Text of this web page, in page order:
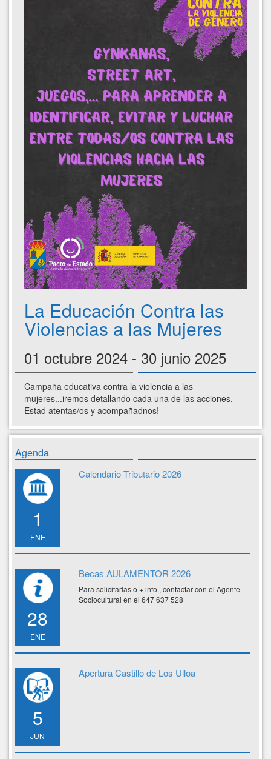
La Educación Contra las
Violencias a las Mujeres
01 octubre 2024 - 30 junio 2025
Campaña educativa contra la violencia a las
mujeres...iremos detallando cada una de las acciones.
Estad atentas/os y acompañadnos!
Agenda
1
ENE
Calendario Tributario 2026
28
ENE
Becas AULAMENTOR 2026
Para solicitarlas o + info., contactar con el Agente
Sociocultural en el 647 637 528
5
JUN
Apertura Castillo de Los Ulloa